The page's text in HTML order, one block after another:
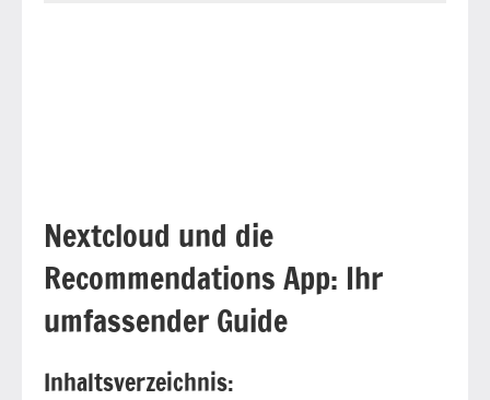
Nextcloud und die
Recommendations App: Ihr
umfassender Guide
Inhaltsverzeichnis: